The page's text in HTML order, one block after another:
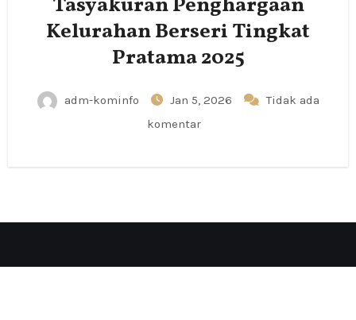
Tasyakuran Penghargaan
Kelurahan Berseri Tingkat
Pratama 2025
adm-kominfo Jan 5, 2026
Tidak ada
komentar